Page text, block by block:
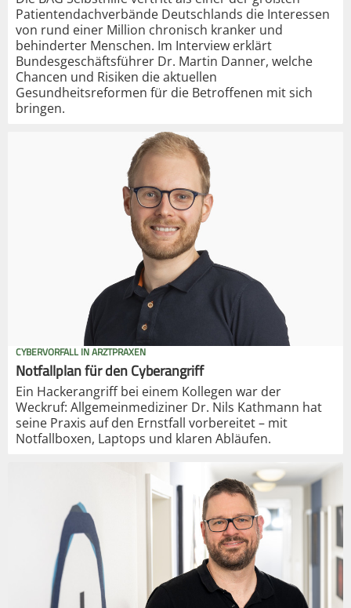
Patientendachverbände Deutschlands die Interessen
von rund einer Million chronisch kranker und
behinderter Menschen. Im Interview erklärt
Bundesgeschäftsführer Dr. Martin Danner, welche
Chancen und Risiken die aktuellen
Gesundheitsreformen für die Betroffenen mit sich
bringen.
CYBERVORFALL IN ARZTPRAXEN
Notfallplan für den Cyberangriff
Ein Hackerangriff bei einem Kollegen war der
Weckruf: Allgemeinmediziner Dr. Nils Kathmann hat
seine Praxis auf den Ernstfall vorbereitet – mit
Notfallboxen, Laptops und klaren Abläufen.